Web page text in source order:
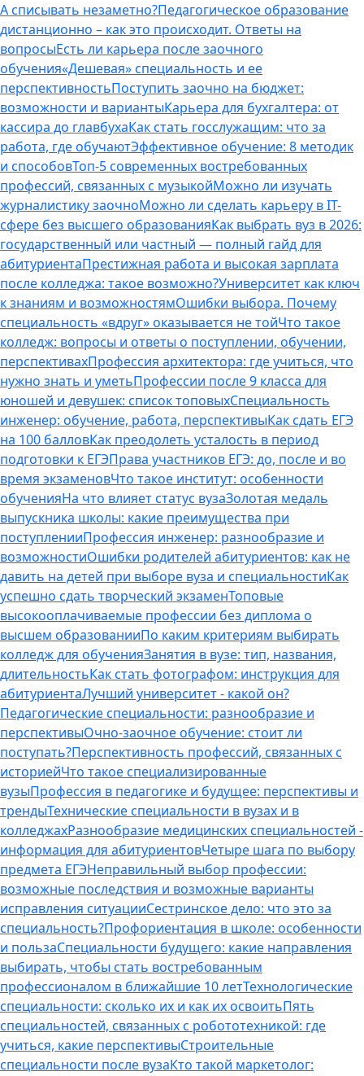
А списывать незаметно?Педагогическое образование
дистанционно – как это происходит. Ответы на
вопросыЕсть ли карьера после заочного
обучения«Дешевая» специальность и ее
перспективностьПоступить заочно на бюджет:
возможности и вариантыКарьера для бухгалтера: от
кассира до главбухаКак стать госслужащим: что за
работа, где обучаютЭффективное обучение: 8 методик
и способовТоп-5 современных востребованных
профессий, связанных с музыкойМожно ли изучать
журналистику заочноМожно ли сделать карьеру в IT-
сфере без высшего образованияКак выбрать вуз в 2026:
государственный или частный — полный гайд для
абитуриентаПрестижная работа и высокая зарплата
после колледжа: такое возможно?Университет как ключ
к знаниям и возможностямОшибки выбора. Почему
специальность «вдруг» оказывается не тойЧто такое
колледж: вопросы и ответы о поступлении, обучении,
перспективахПрофессия архитектора: где учиться, что
нужно знать и уметьПрофессии после 9 класса для
юношей и девушек: список топовыхСпециальность
инженер: обучение, работа, перспективыКак сдать ЕГЭ
на 100 балловКак преодолеть усталость в период
подготовки к ЕГЭПрава участников ЕГЭ: до, после и во
время экзаменовЧто такое институт: особенности
обученияНа что влияет статус вузаЗолотая медаль
выпускника школы: какие преимущества при
поступленииПрофессия инженер: разнообразие и
возможностиОшибки родителей абитуриентов: как не
давить на детей при выборе вуза и специальностиКак
успешно сдать творческий экзаменТоповые
высокооплачиваемые профессии без диплома о
высшем образованииПо каким критериям выбирать
колледж для обученияЗанятия в вузе: тип, названия,
длительностьКак стать фотографом: инструкция для
абитуриентаЛучший университет - какой он?
Педагогические специальности: разнообразие и
перспективыОчно-заочное обучение: стоит ли
поступать?Перспективность профессий, связанных с
историейЧто такое специализированные
вузыПрофессия в педагогике и будущее: перспективы и
трендыТехнические специальности в вузах и в
колледжахРазнообразие медицинских специальностей -
информация для абитуриентовЧетыре шага по выбору
предмета ЕГЭНеправильный выбор профессии:
возможные последствия и возможные варианты
исправления ситуацииСестринское дело: что это за
специальность?Профориентация в школе: особенности
и пользаСпециальности будущего: какие направления
выбирать, чтобы стать востребованным
профессионалом в ближайшие 10 летТехнологические
специальности: сколько их и как их освоитьПять
специальностей, связанных с робототехникой: где
учиться, какие перспективыСтроительные
специальности после вузаКто такой маркетолог: